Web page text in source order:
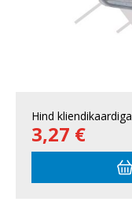
Hind kliendikaardiga
3,27 €